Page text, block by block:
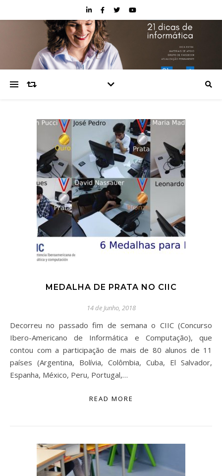
MEDALHA DE PRATA NO CIIC
14 de Junho, 2018
Decorreu no passado fim de semana o CIIC (Concurso
Ibero-Americano de Informática e Computação), que
contou com a participação de mais de 80 alunos de 11
países (Argentina, Bolívia, Colômbia, Cuba, El Salvador,
Espanha, México, Peru, Portugal,…
READ MORE